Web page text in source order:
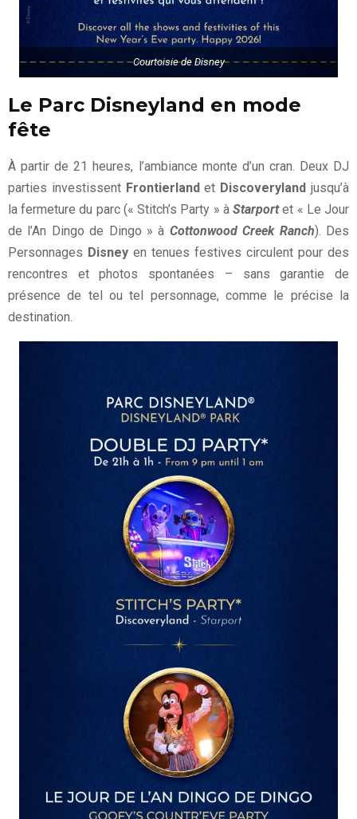
Courtoisie de Disney
Le Parc Disneyland en mode
fête
À partir de 21 heures, l’ambiance monte d’un cran. Deux DJ
parties investissent Frontierland et Discoveryland jusqu’à
la fermeture du parc (« Stitch’s Party » àStarport et « Le Jour
de l’An Dingo de Dingo » à Cottonwood Creek Ranch). Des
Personnages Disney en tenues festives circulent pour des
rencontres et photos spontanées – sans garantie de
présence de tel ou tel personnage, comme le précise la
destination.